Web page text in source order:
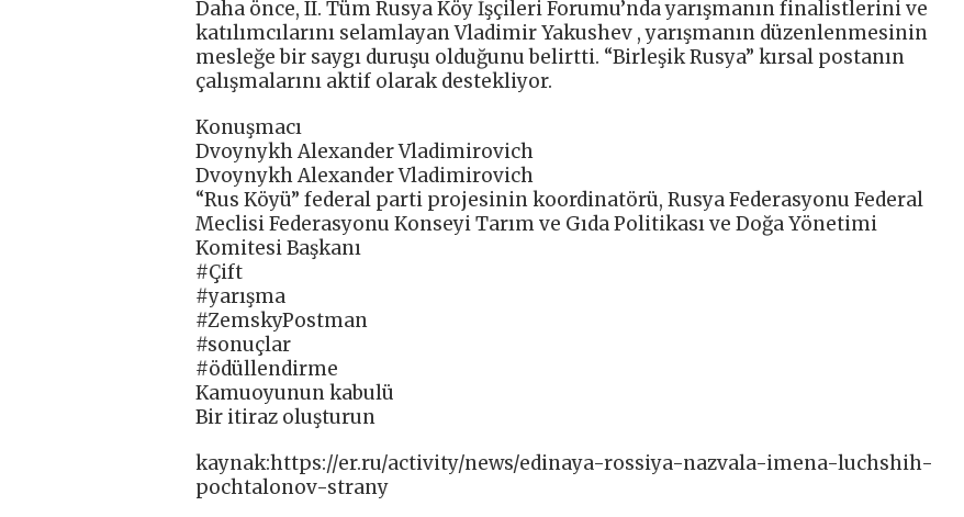
Daha önce, II. Tüm Rusya Köy İşçileri Forumu’nda yarışmanın finalistlerini ve
katılımcılarını selamlayan Vladimir Yakushev , yarışmanın düzenlenmesinin
mesleğe bir saygı duruşu olduğunu belirtti. “Birleşik Rusya” kırsal postanın
çalışmalarını aktif olarak destekliyor.
Konuşmacı
Dvoynykh Alexander Vladimirovich
Dvoynykh Alexander Vladimirovich
“Rus Köyü” federal parti projesinin koordinatörü, Rusya Federasyonu Federal
Meclisi Federasyonu Konseyi Tarım ve Gıda Politikası ve Doğa Yönetimi
Komitesi Başkanı
#Çift
#yarışma
#ZemskyPostman
#sonuçlar
#ödüllendirme
Kamuoyunun kabulü
Bir itiraz oluşturun
kaynak:https://er.ru/activity/news/edinaya-rossiya-nazvala-imena-luchshih-
pochtalonov-strany